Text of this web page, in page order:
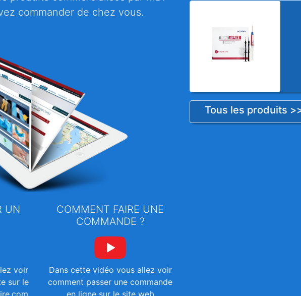
commander de chez vous.
UN
voir
sur le
COMMENT FAIRE UNE
COMMANDE ?
Dans cette vidéo vous allez voir
comment passer une commande
en ligne sur le site web
Tous les produits >>